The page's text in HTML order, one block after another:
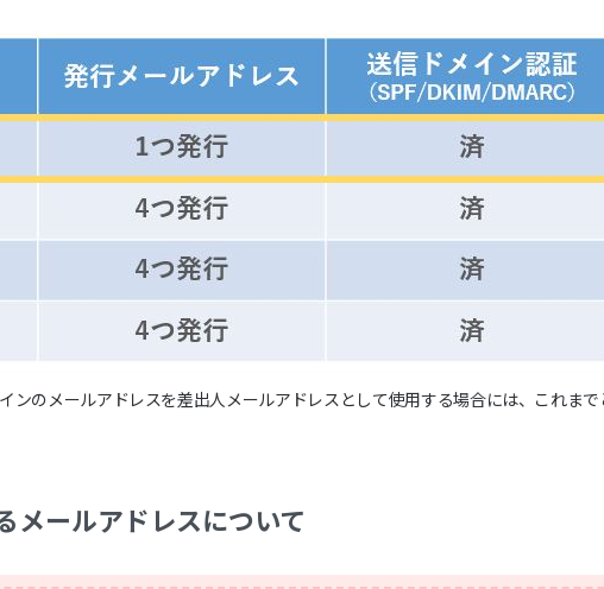
のメールアドレスを差出人メールアドレスとして使用する場合には、これま
メールアドレスについて